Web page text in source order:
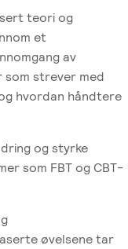
teori og
et
av
strever med
hvordan håndtere
og styrke
som FBT og CBT-
øvelsene tar